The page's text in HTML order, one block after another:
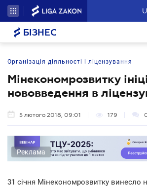
БІЗНЕС
Організація діяльності і ліцензування
Мінекономрозвитку
нововведення в
5 лютого 2018, 09:01 179
Реклама
31 січня Мінекономрозвитку винесло